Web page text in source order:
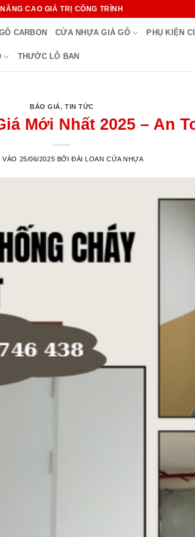
NÂNG CAO GIÁ TRỊ CÔNG TRÌNH
CARBON CỬA NHỰA GIẢ GỖ PHỤ KIỆN
THƯỚC LỖ BAN
BÁO GIÁ,TIN TỨC
Mới Nhất 2025 – An
VÀO 25/06/2025 BỞI ĐÀI LOAN CỬA NHỰA